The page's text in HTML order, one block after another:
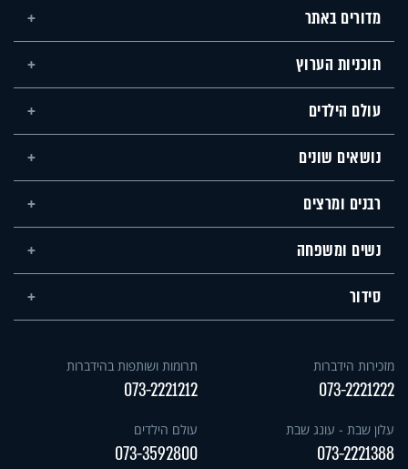
מדורים באתר
תוכניות הערוץ
עולם הילדים
נושאים שונים
רבנים ומרצים
נשים ומשפחה
סידור
מזכירות הידברות
073-2221222
תרומות ושותפות בהידברות
073-2221212
עלון שבת - עונג שבת
073-2221388
עולם הילדים
073-3592800